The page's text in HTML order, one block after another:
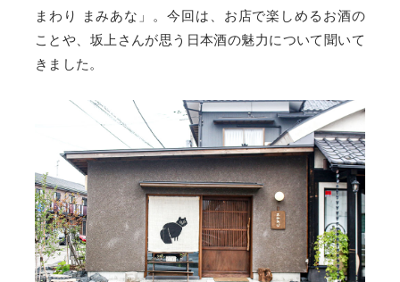
まわり まみあな」。今回は、お店で楽しめるお酒の
ことや、坂上さんが思う日本酒の魅力について聞いて
きました。